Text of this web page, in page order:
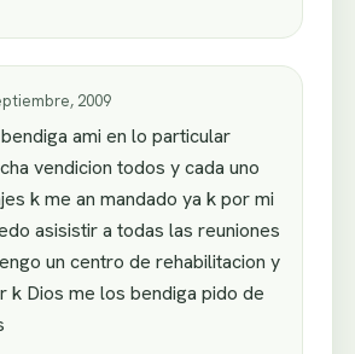
2009
ami en lo particular
vendicion todos y cada uno
k me an mandado ya k por mi
asisistir a todas las reuniones
un centro de rehabilitacion y
k Dios me los bendiga pido de